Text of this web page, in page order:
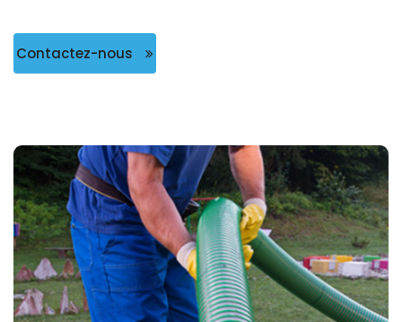
Contactez-nous